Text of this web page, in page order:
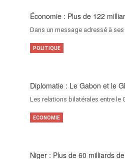
Économie : Plus de 122
Dans un message adressé à
Diplomatie : Le Gabon et le
Les relations bilatérales entre le
POLITIQUE
Niger : Plus de 60 milliards
ECONOMIE